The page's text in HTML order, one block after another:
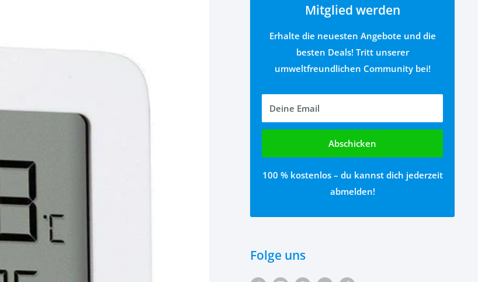
Mitglied werden
Erhalte die neuesten Angebote und die
besten Deals! Tritt unserer
umweltfreundlichen Community bei!
Deine Email
Abschicken
100 % kostenlos – du kannst dich jederzeit
abmelden!
Folge uns